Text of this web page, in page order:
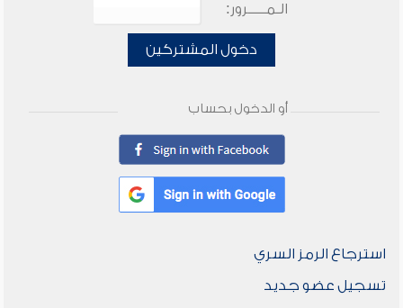
الـمـــــرور:
دخول المشتركين
أو الدخول بحساب
استرجاع الرمز السري
تسجيل عضو جديد